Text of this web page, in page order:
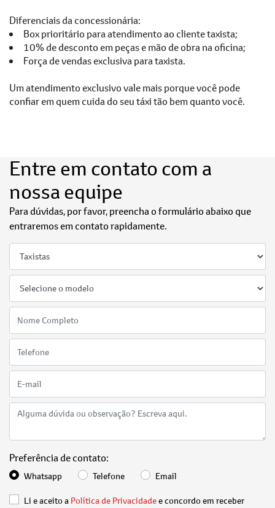
Diferenciais da concessionária:
Box prioritário para atendimento ao cliente taxista;
10% de desconto em peças e mão de obra na oficina;
Força de vendas exclusiva para taxista.
Um atendimento exclusivo vale mais porque você pode
confiar em quem cuida do seu táxi tão bem quanto você.
Entre em contato com a
nossa equipe
Para dúvidas, por favor, preencha o formulário abaixo que
entraremos em contato rapidamente.
Preferência de contato:
Whatsapp Telefone Email
Li e aceito a Política de Privacidadee concordo em receber